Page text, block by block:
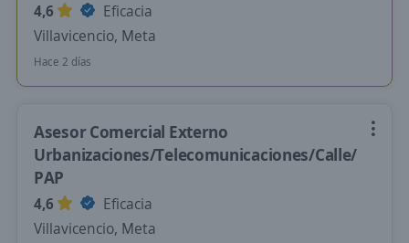
4,6
Eficacia
Villavicencio, Meta
Hace 2 días
Asesor Comercial Externo
Urbanizaciones/Telecomunicaciones/Calle/
PAP
4,6
Eficacia
Villavicencio, Meta